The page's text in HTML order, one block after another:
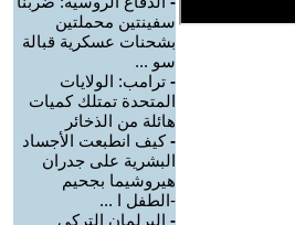
سفينتين محملتين
بشحنات عسكرية قبالة
سو ...
- ترامب: الولايات
المتحدة تمتلك كميات
هائلة من الذخائر
-كيف انطبعت الأجساد
البشرية على جدران
هيروشيما بجحيم
-الطفل ا ...
- البرلمان التركي